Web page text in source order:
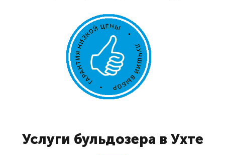
Услуги бульдозера в Ухте